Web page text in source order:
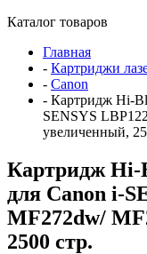
Каталог товаров
Главная
- Картриджи
- Canon
- Картридж Hi-
SENSYS
увеличенный,
Картридж Hi-
для Canon i-
MF272dw/
2500 стр.